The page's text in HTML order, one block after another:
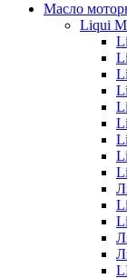
Масло
Liqui